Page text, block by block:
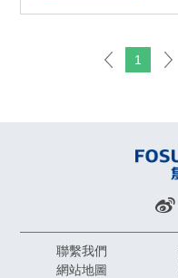
1
聯繫我們
網站地圖